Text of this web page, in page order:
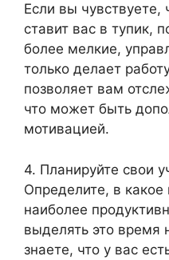
Если вы чувствуете,
ставит вас в тупик,
более мелкие,
только делает
позволяет вам
что может быть
мотивацией.
4. Планируйте свои
Определите, в
наиболее
выделять это время
знаете, что у вас